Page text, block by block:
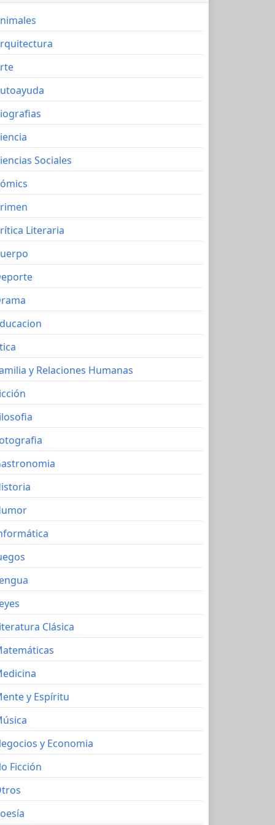
Sociales
Literaria
y Relaciones Humanas
Clásica
y Espíritu
y Economia
Ficción